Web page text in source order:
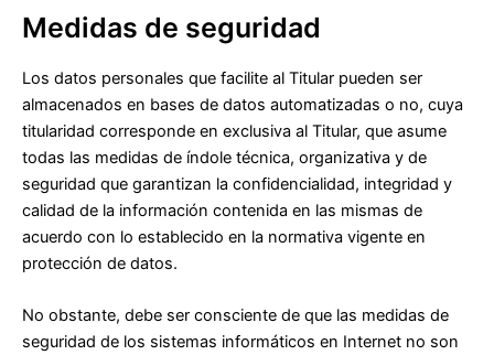
Medidas de seguridad
Los datos personales que facilite al Titular pueden ser
almacenados en bases de datos automatizadas o no, cuya
titularidad corresponde en exclusiva al Titular, que asume
todas las medidas de índole técnica, organizativa y de
seguridad que garantizan la confidencialidad, integridad y
calidad de la información contenida en las mismas de
acuerdo con lo establecido en la normativa vigente en
protección de datos.
No obstante, debe ser consciente de que las medidas de
seguridad de los sistemas informáticos en Internet no son